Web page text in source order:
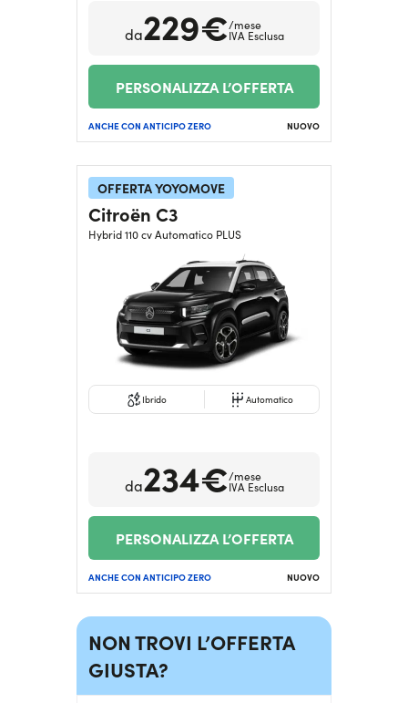
da229€/mese
IVA Esclusa
PERSONALIZZA L’OFFERTA
ANCHE CON ANTICIPO ZERO NUOVO
OFFERTA YOYOMOVE
Citroën C3
Hybrid 110 cv Automatico PLUS
Ibrido Automatico
da234€/mese
IVA Esclusa
PERSONALIZZA L’OFFERTA
ANCHE CON ANTICIPO ZERO NUOVO
NON TROVI L’OFFERTA
GIUSTA?